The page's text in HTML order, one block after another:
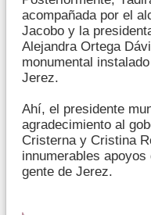
acompañada por el
Jacobo y la
Alejandra Ortega
monumental
Jerez.
Ahí, el presidente
agradecimiento al
Cristerna y Cristina
innumerables
gente de Jerez.